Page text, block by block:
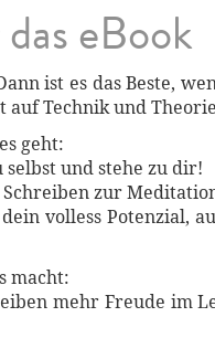
eBook
ist es das Beste,
auf Technik und
geht:
selbst und stehe zu dir!
Schreiben zur
volless Potenzial,
macht:
mehr Freude im